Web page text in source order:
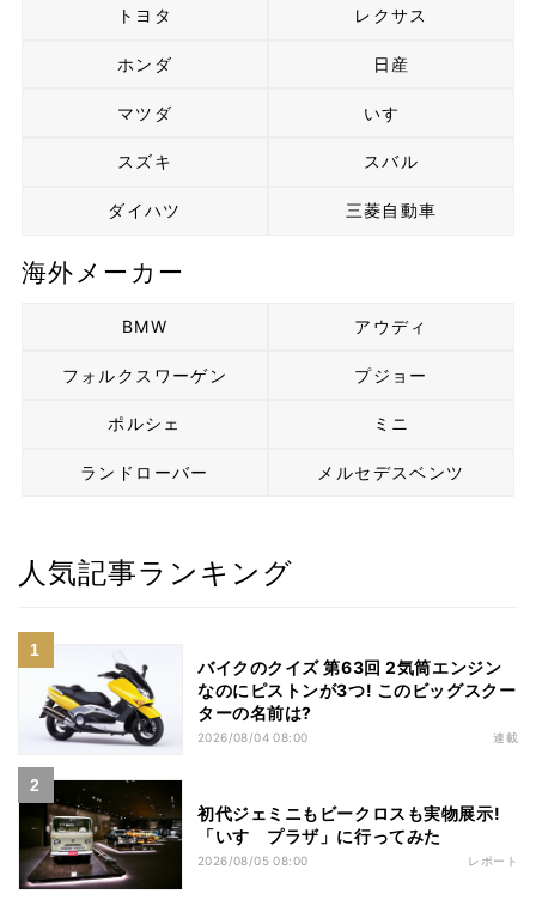
トヨタ レクサス
ホンダ 日産
マツダ いすゞ
スズキ スバル
ダイハツ 三菱自動車
海外メーカー
BMW アウディ
フォルクスワーゲン プジョー
ポルシェ ミニ
ランドローバー メルセデスベンツ
人気記事ランキング
バイクのクイズ 第63回 2気筒エンジン
なのにピストンが3つ! このビッグスクー
ターの名前は?
2026/08/04 08:00 連載
初代ジェミニもビークロスも実物展示!
「いすゞプラザ」に行ってみた
2026/08/05 08:00 レポート